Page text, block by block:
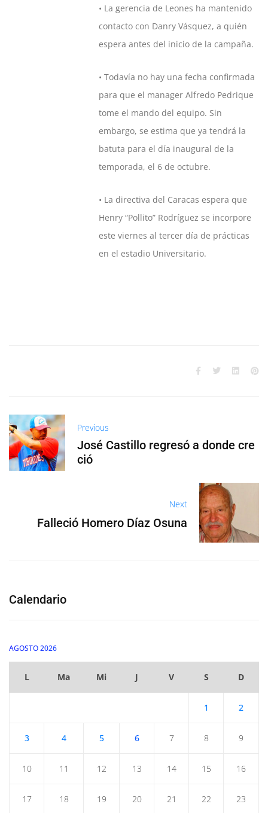
• La gerencia de Leones ha mantenido
contacto con Danry Vásquez, a quién
espera antes del inicio de la campaña.
• Todavía no hay una fecha confirmada
para que el manager Alfredo Pedrique
tome el mando del equipo. Sin
embargo, se estima que ya tendrá la
batuta para el día inaugural de la
temporada, el 6 de octubre.
• La directiva del Caracas espera que
Henry “Pollito” Rodríguez se incorpore
este viernes al tercer día de prácticas
en el estadio Universitario.
Previous
José Castillo regresó a donde cre
ció
Next
Falleció Homero Díaz Osuna
Calendario
AGOSTO 2026
L Ma Mi J V S D
1 2
3 4 5 6 7 8 9
10 11 12 13 14 15 16
17 18 19 20 21 22 23